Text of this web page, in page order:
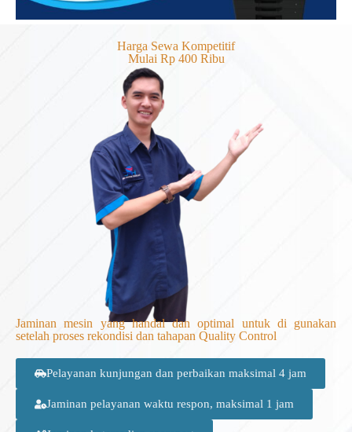
Harga Sewa Kompetitif
Mulai Rp 400 Ribu
Jaminan mesin yang handal dan optimal untuk di gunakan
setelah proses rekondisi dan tahapan Quality Control
Pelayanan kunjungan dan perbaikan maksimal 4 jam
Jaminan pelayanan waktu respon, maksimal 1 jam